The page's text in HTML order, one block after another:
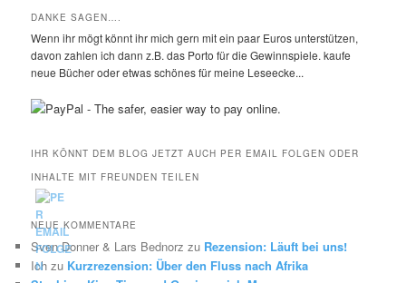
DANKE SAGEN….
Wenn ihr mögt könnt ihr mich gern mit ein paar Euros unterstützen,
davon zahlen ich dann z.B. das Porto für die Gewinnspiele. kaufe
neue Bücher oder etwas schönes für meine Leseecke...
IHR KÖNNT DEM BLOG JETZT AUCH PER EMAIL FOLGEN ODER
INHALTE MIT FREUNDEN TEILEN
NEUE KOMMENTARE
Sven Donner & Lars Bednorz zu Rezension: Läuft bei uns!
Ich zu Kurzrezension: Über den Fluss nach Afrika